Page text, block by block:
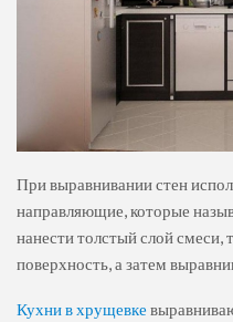
При выравнивании стен
направляющие, которые
нанести толстый слой смеси,
поверхность, а затем
Кухни в хрущевке